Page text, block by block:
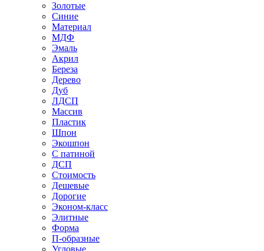
Золотые
Синие
Материал
МДФ
Эмаль
Акрил
Береза
Дерево
Дуб
ЛДСП
Массив
Пластик
Шпон
Экошпон
С патиной
ДСП
Стоимость
Дешевые
Дорогие
Эконом-класс
Элитные
Форма
П-образные
Угловые